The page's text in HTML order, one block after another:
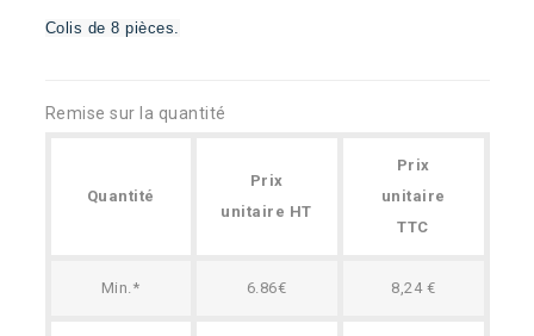
Colis de 8 pièces.
Remise sur la quantité
Quantité
Prix
unitaire HT
Prix
unitaire
TTC
Min.* 6.86€ 8,24 €